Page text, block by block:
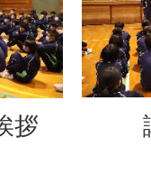
拶